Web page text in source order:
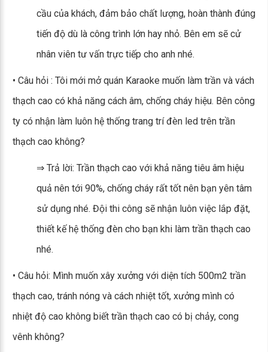
cầu của khách, đảm bảo chất lượng, hoàn thành đúng
tiến độ dù là công trình lớn hay nhỏ. Bên em sẽ cử
nhân viên tư vấn trực tiếp cho anh nhé.
• Câu hỏi : Tôi mới mở quán Karaoke muốn làm trần và vách
thạch cao có khả năng cách âm, chống cháy hiệu. Bên công
ty có nhận làm luôn hệ thống trang trí đèn led trên trần
thạch cao không?
⇒ Trả lời: Trần thạch cao với khả năng tiêu âm hiệu
quả nên tới 90%, chống cháy rất tốt nên bạn yên tâm
sử dụng nhé. Đội thi công sẽ nhận luôn việc lắp đặt,
thiết kế hệ thống đèn cho bạn khi làm trần thạch cao
nhé.
• Câu hỏi: Mình muốn xây xưởng với diện tích 500m2 trần
thạch cao, tránh nóng và cách nhiệt tốt, xưởng mình có
nhiệt độ cao không biết trần thạch cao có bị chảy, cong
vênh không?